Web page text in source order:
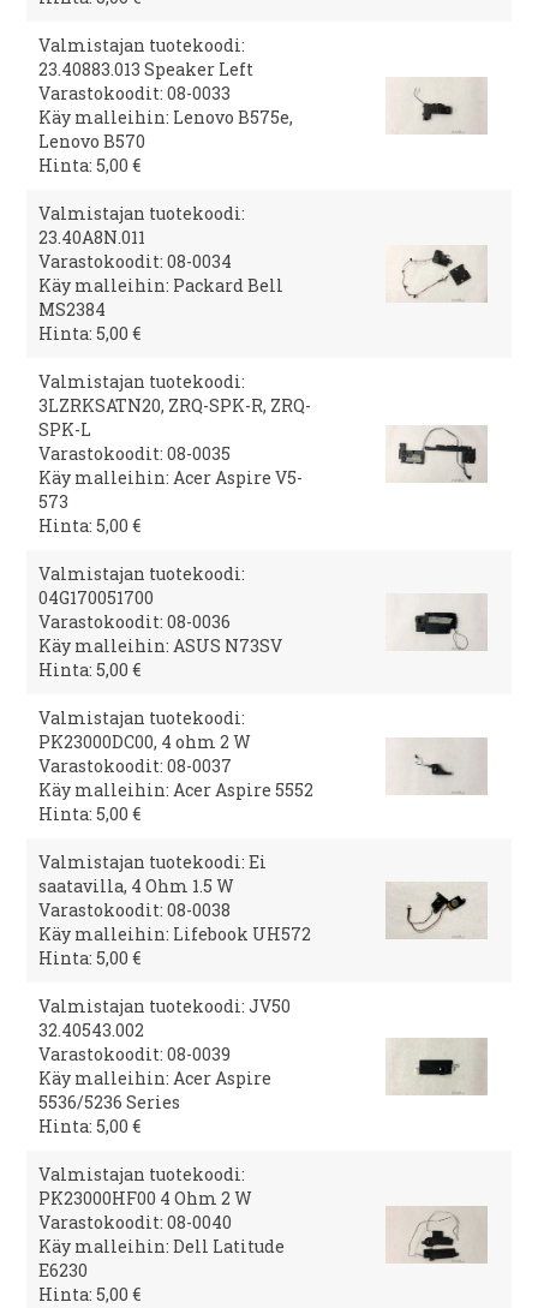
Valmistajan tuotekoodi:
23.40883.013 Speaker Left
Varastokoodit: 08-0033
Käy malleihin: Lenovo B575e,
Lenovo B570
Hinta: 5,00 €
Valmistajan tuotekoodi:
23.40A8N.011
Varastokoodit: 08-0034
Käy malleihin: Packard Bell
MS2384
Hinta: 5,00 €
Valmistajan tuotekoodi:
3LZRKSATN20, ZRQ-SPK-R, ZRQ-
SPK-L
Varastokoodit: 08-0035
Käy malleihin: Acer Aspire V5-
573
Hinta: 5,00 €
Valmistajan tuotekoodi:
04G170051700
Varastokoodit: 08-0036
Käy malleihin: ASUS N73SV
Hinta: 5,00 €
Valmistajan tuotekoodi:
PK23000DC00, 4 ohm 2 W
Varastokoodit: 08-0037
Käy malleihin: Acer Aspire 5552
Hinta: 5,00 €
Valmistajan tuotekoodi: Ei
saatavilla, 4 Ohm 1.5 W
Varastokoodit: 08-0038
Käy malleihin: Lifebook UH572
Hinta: 5,00 €
Valmistajan tuotekoodi: JV50
32.40543.002
Varastokoodit: 08-0039
Käy malleihin: Acer Aspire
5536/5236 Series
Hinta: 5,00 €
Valmistajan tuotekoodi:
PK23000HF00 4 Ohm 2 W
Varastokoodit: 08-0040
Käy malleihin: Dell Latitude
E6230
Hinta: 5,00 €